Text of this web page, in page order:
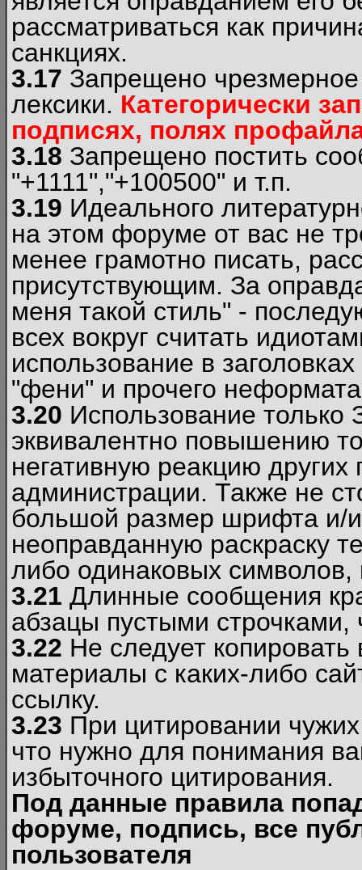
рассматриваться как
санкциях.
3.17 Запрещено
лексики. Категорически
подписях, полях
3.18 Запрещено постить
"+1111","+100500" и т.п.
3.19 Идеального
на этом форуме от вас не
менее грамотно писать,
присутствующим. За
меня такой стиль" -
всех вокруг считать
использование в
"фени" и прочего
3.20 Использование
эквивалентно повышению
негативную реакцию
администрации. Также не
большой размер шрифта и/
неоправданную раскраску
либо одинаковых
3.21 Длинные сообщения
абзацы пустыми
3.22 Не следует
материалы c каких-либо
ссылку.
3.23 При цитировании
что нужно для понимания
избыточного цитирования.
Под данные правила
форуме, подпись, все
пользователя